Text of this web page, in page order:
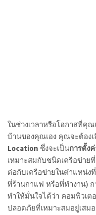
ในช่วงเวลาหรือโอกาสที่คุ
บ้านของคุณเอง คุณจะต้องเ
Location ซึ่งจะเป็นการตั้ง
เหมาะสมกับชนิดเครือข่า
ต่อกับเครือข่ายในตำแหน่ง
ที่ร้านกาแฟ หรือที่ทำงาน)
ทำให้มั่นใจได้ว่า คอมพิวเ
ปลอดภัยที่เหมาะสมอยู่เสมอ